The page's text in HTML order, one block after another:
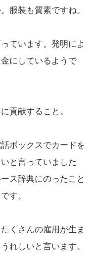
服装も質素ですね。
ています。発明によ
にしているようで
貢献すること。
ボックスでカードを
と言っていました
ス辞典にのったこと
す。
くさんの雇用が生ま
れしいと言います。